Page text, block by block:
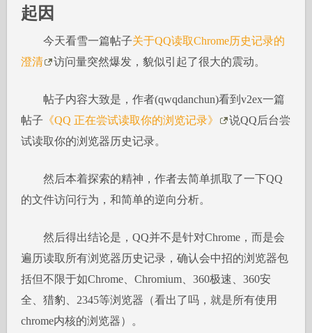
起因
今天看雪一篇帖子关于QQ读取Chrome历史记录的
澄清
访问量突然爆发，貌似引起了很大的震动。
帖子内容大致是，作者(qwqdanchun)看到v2ex一篇
帖子 《QQ 正在尝试读取你的浏览记录》
说QQ后台尝
试读取你的浏览器历史记录。
然后本着探索的精神，作者去简单抓取了一下QQ
的文件访问行为，和简单的逆向分析。
然后得出结论是，QQ并不是针对Chrome，而是会
遍历读取所有浏览器历史记录，确认会中招的浏览器包
括但不限于如Chrome、Chromium、360极速、360安
全、猎豹、2345等浏览器（看出了吗，就是所有使用
chrome内核的浏览器）。